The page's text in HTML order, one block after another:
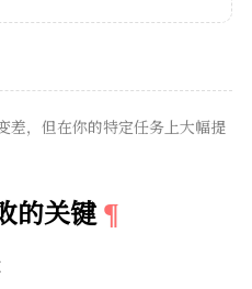
差，但在你的特定任务上大幅提
的关键